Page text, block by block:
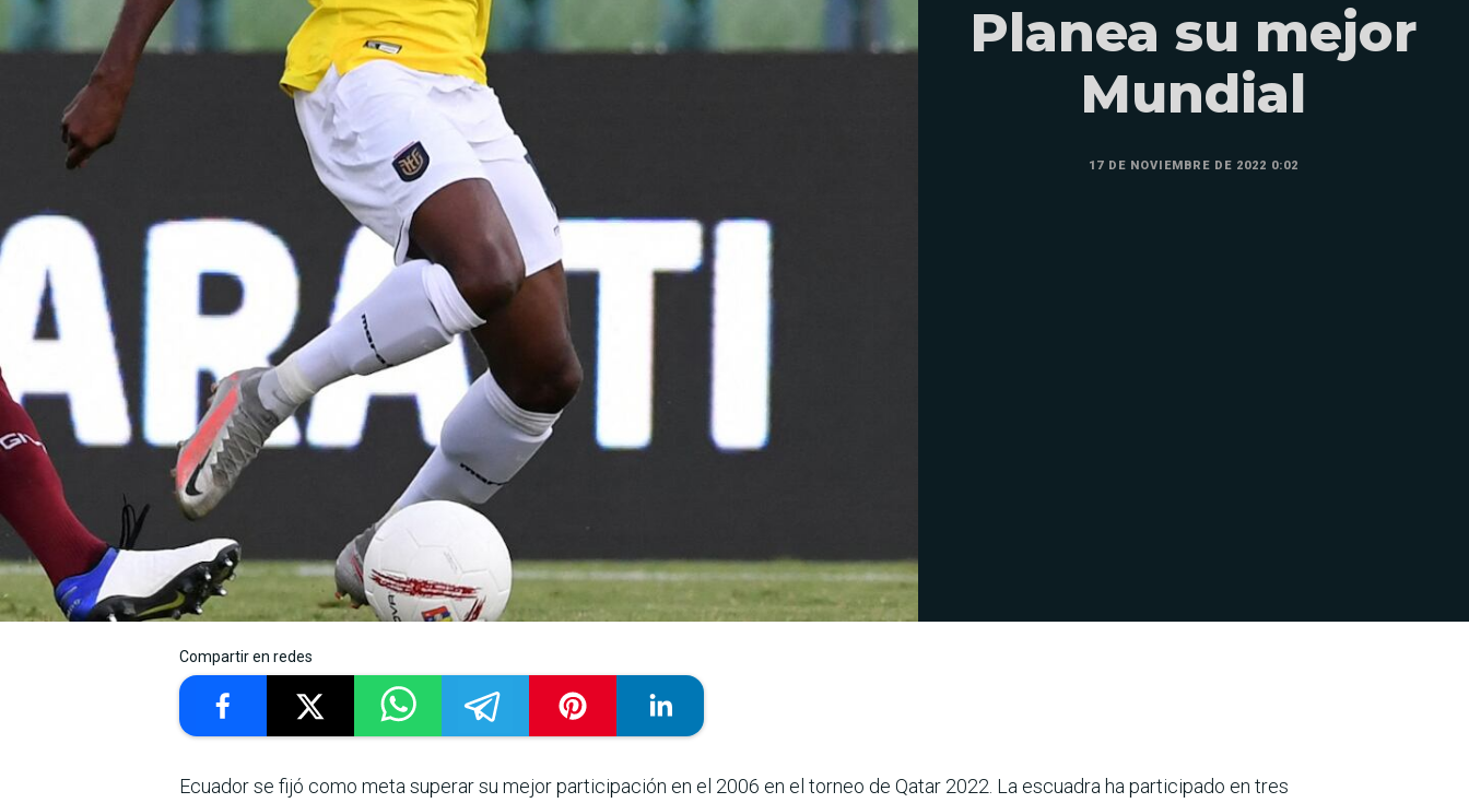
Planea su mejor
Mundial
17 DE NOVIEMBRE DE 2022 0:02
Compartir en redes
Ecuador se fijó como meta superar su mejor participación en el 2006 en el torneo de Qatar 2022. La escuadra ha participado en tres